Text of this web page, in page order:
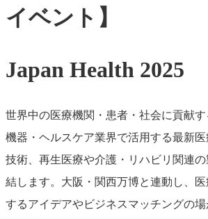
イベント】
Japan Health 2025
世界中の医療機関・患者・社会に貢献
機器・ヘルスケア業界で活用する最新
技術、再生医療や介護・リハビリ関連
結します。大阪・関西万博と連動し、
するアイデアやビジネスマッチングの場